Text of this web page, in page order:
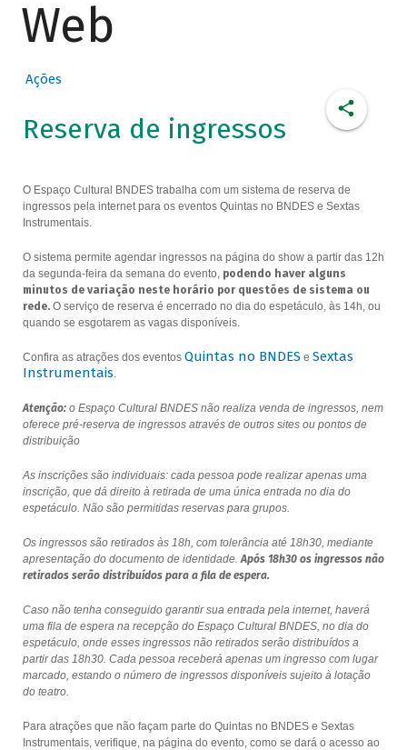
Web
Ações
Reserva de ingressos
O Espaço Cultural BNDES trabalha com um sistema de reserva de
ingressos pela internet para os eventos Quintas no BNDES e Sextas
Instrumentais.
O sistema permite agendar ingressos na página do show a partir das 12h
da segunda-feira da semana do evento, podendo haver alguns
minutos de variação neste horário por questões de sistema ou
rede.O serviço de reserva é encerrado no dia do espetáculo, às 14h, ou
quando se esgotarem as vagas disponíveis.
Confira as atrações dos eventos Quintas no BNDES e Sextas
Instrumentais.
Atenção:o Espaço Cultural BNDES não realiza venda de ingressos, nem
oferece pré-reserva de ingressos através de outros sites ou pontos de
distribuição
As inscrições são individuais: cada pessoa pode realizar apenas uma
inscrição, que dá direito à retirada de uma única entrada no dia do
espetáculo. Não são permitidas reservas para grupos.
Os ingressos são retirados às 18h, com tolerância até 18h30, mediante
apresentação do documento de identidade.Após 18h30 os ingressos não
retirados serão distribuídos para a fila de espera.
Caso não tenha conseguido garantir sua entrada pela internet, haverá
uma fila de espera na recepção do Espaço Cultural BNDES, no dia do
espetáculo, onde esses ingressos não retirados serão distribuídos a
partir das 18h30. Cada pessoa receberá apenas um ingresso com lugar
marcado, estando o número de ingressos disponíveis sujeito à lotação
do teatro.
Para atrações que não façam parte do Quintas no BNDES e Sextas
Instrumentais, verifique, na página do evento, como se dará o acesso ao